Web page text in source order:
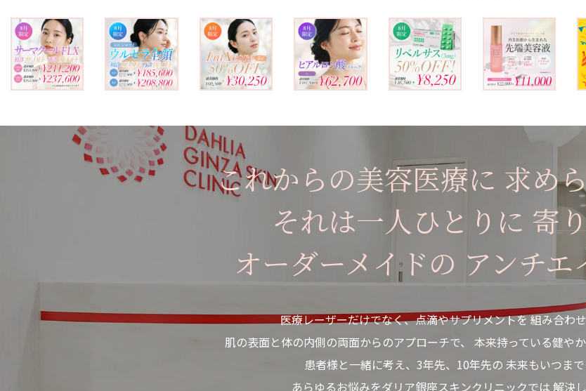
これからの美容医療に 求め
それは一人ひとりに 寄
オーダーメイドの アンチエ
医療レーザーだけでなく、点滴やサプリメントを組み合わ
肌の表面と体の内側の両面からのアプローチで、 本来持っている健や
患者様と一緒に考え、3年先、10年先の 未来もいつま
あらゆるお悩みをダリア銀座スキンクリニックでは 解決